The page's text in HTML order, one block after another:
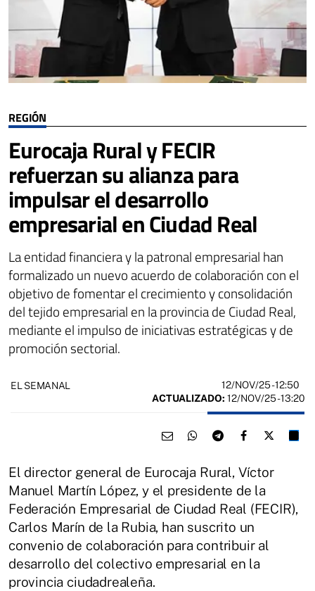
REGIÓN
Eurocaja Rural y FECIR
refuerzan su alianza para
impulsar el desarrollo
empresarial en Ciudad Real
La entidad financiera y la patronal empresarial han
formalizado un nuevo acuerdo de colaboración con el
objetivo de fomentar el crecimiento y consolidación
del tejido empresarial en la provincia de Ciudad Real,
mediante el impulso de iniciativas estratégicas y de
promoción sectorial.
EL SEMANAL 12/NOV/25- 12:50
ACTUALIZADO: 12/NOV/25 - 13:20
El director general de Eurocaja Rural, Víctor
Manuel Martín López, y el presidente de la
Federación Empresarial de Ciudad Real (FECIR),
Carlos Marín de la Rubia, han suscrito un
convenio de colaboración para contribuir al
desarrollo del colectivo empresarial en la
provincia ciudadrealeña.